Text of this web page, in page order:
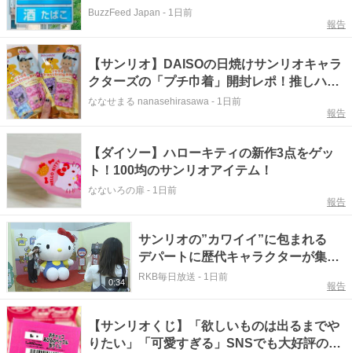
ズ』可愛くて全種類集めたくなります！
BuzzFeed Japan - 1日前
報告
【サンリオ】DAISOの日焼けサンリオキャラ
クターズの「プチ巾着」開封レポ！推しハロ
ーキティ出るか？
ななせまる nanasehirasawa - 1日前
報告
【ダイソー】ハローキティの新作3点をゲッ
ト！100均のサンリオアイテム！
なないろの扉 - 1日前
報告
0:34
サンリオの”カワイイ”に包まれる
デパートに歴代キャラクターが集
結 会場限定のグッズも 福岡
RKB毎日放送 - 1日前
報告
【サンリオくじ】「欲しいものは出るまでや
りたい」「可愛すぎる」SNSでも大好評の新